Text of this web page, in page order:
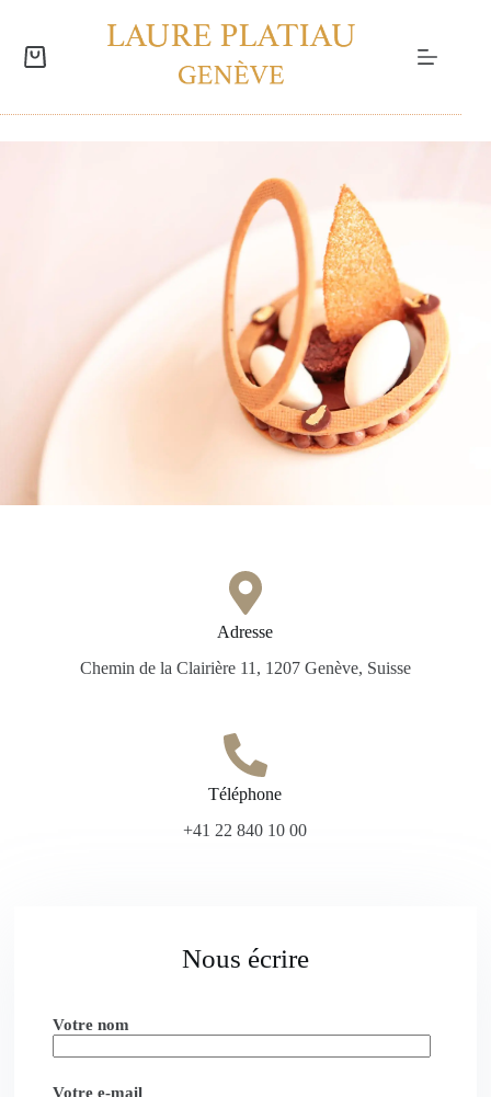
Adresse
Chemin de la Clairière 11, 1207 Genève, Suisse
Téléphone
+41 22 840 10 00
Nous écrire
Votre nom
Votre e-mail